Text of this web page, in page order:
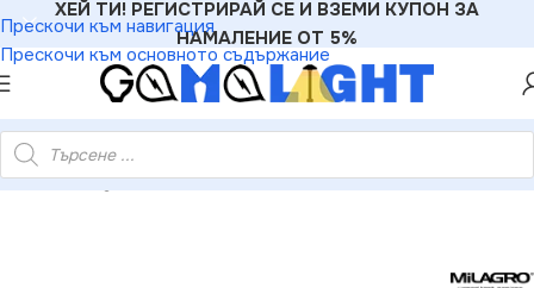
Прескочи към навигация
Прескочи към основното съдържание
ХЕЙ ТИ! РЕГИСТРИРАЙ СЕ И ВЗЕМИ КУПОН ЗА
НАМАЛЕНИЕ ОТ 5%
»Milagro ML6471 PIERCE BLACK 12W LED стенна лампа